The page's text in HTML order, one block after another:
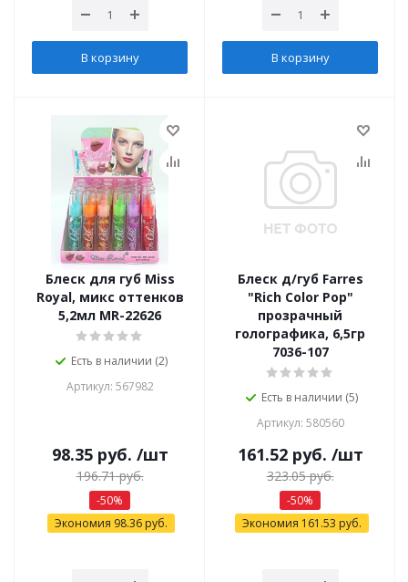
В корзину В корзину
Блеск для губ Miss
Royal, микс оттенков
5,2мл MR-22626
Есть в наличии (2)
Артикул: 567982
98.35руб. /шт
196.71руб.
-50%
Экономия 98.36 руб.
Блеск д/губ Farres
"Rich Color Pop"
прозрачный
голографика, 6,5гр
7036-107
Есть в наличии (5)
Артикул: 580560
161.52руб. /шт
323.05руб.
-50%
Экономия 161.53 руб.